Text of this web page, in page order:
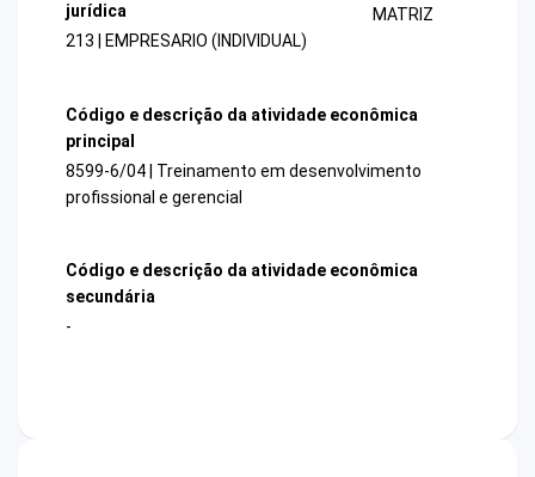
jurídica
213 | EMPRESARIO (INDIVIDUAL)
MATRIZ
Código e descrição da atividade econômica
principal
8599-6/04 | Treinamento em desenvolvimento
profissional e gerencial
Código e descrição da atividade econômica
secundária
-